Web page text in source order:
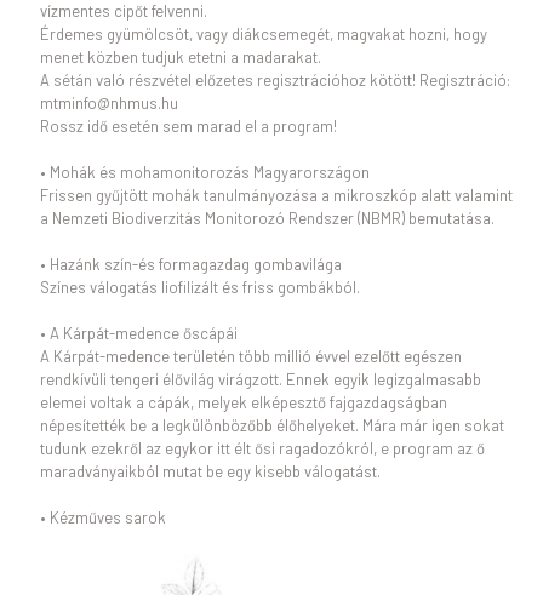
vízmentes cipőt felvenni.
Érdemes gyümölcsöt, vagy diákcsemegét, magvakat hozni, hogy
menet közben tudjuk etetni a madarakat.
A sétán való részvétel előzetes regisztrációhoz kötött! Regisztráció:
mtminfo@nhmus.hu
Rossz idő esetén sem marad el a program!
• Mohák és mohamonitorozás Magyarországon
Frissen gyűjtött mohák tanulmányozása a mikroszkóp alatt valamint
a Nemzeti Biodiverzitás Monitorozó Rendszer (NBMR) bemutatása.
• Hazánk szín-és formagazdag gombavilága
Színes válogatás liofilizált és friss gombákból.
• A Kárpát-medence őscápái
A Kárpát-medence területén több millió évvel ezelőtt egészen
rendkívüli tengeri élővilág virágzott. Ennek egyik legizgalmasabb
elemei voltak a cápák, melyek elképesztő fajgazdagságban
népesítették be a legkülönbözőbb élőhelyeket. Mára már igen sokat
tudunk ezekről az egykor itt élt ősi ragadozókról, e program az ő
maradványaikból mutat be egy kisebb válogatást.
• Kézműves sarok